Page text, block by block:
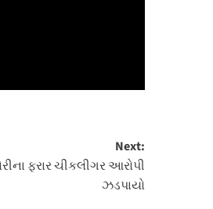
Next:
ફરાર ચીકલીગર આરોપી
ઝડપાયો